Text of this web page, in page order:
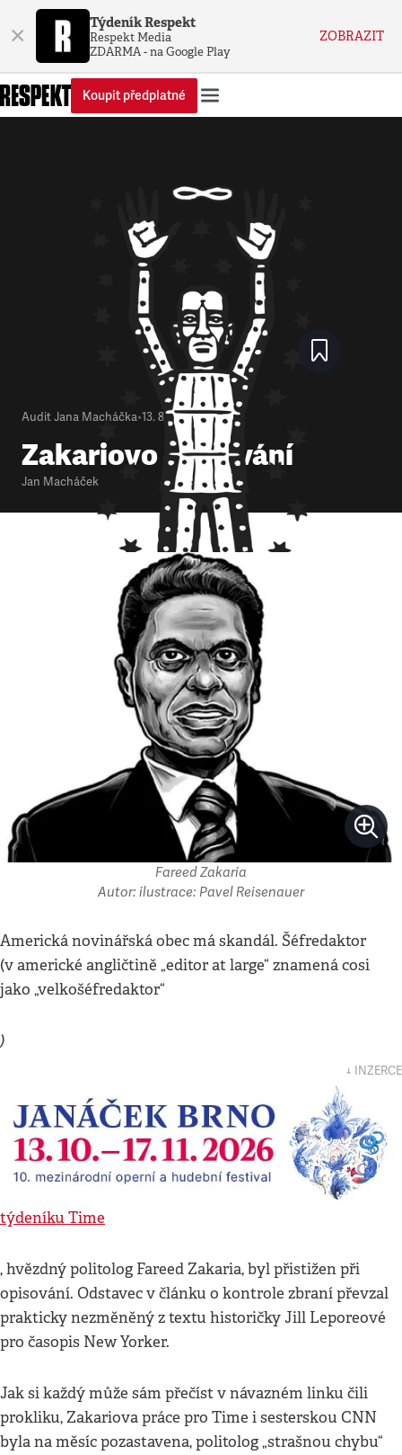
× Týdeník Respekt
Respekt Media
ZDARMA - na Google Play
ZOBRAZIT
Koupit předplatné
Audit Jana Macháčka•13. 8. 2012•4minuty
Zakariovo opisování
Jan Macháček
Fareed Zakaria
Autor: ilustrace: Pavel Reisenauer
Americká novinářská obec má skandál. Šéfredaktor
(v americké angličtině „editor at large“ znamená cosi
jako „velkošéfredaktor“
)
↓ INZERCE
týdeníku Time
, hvězdný politolog Fareed Zakaria, byl přistižen při
opisování. Odstavec v článku o kontrole zbraní převzal
prakticky nezměněný z textu historičky Jill Leporeové
pro časopis New Yorker.
Jak si každý může sám přečíst v návazném linku čili
prokliku, Zakariova práce pro Time i sesterskou CNN
byla na měsíc pozastavena, politolog „strašnou chybu“